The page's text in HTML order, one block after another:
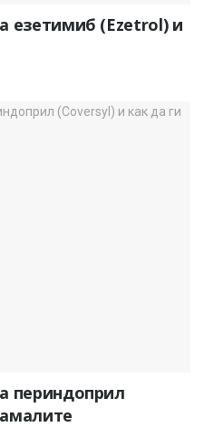
езетимиб (Ezetrol) и
периндоприл